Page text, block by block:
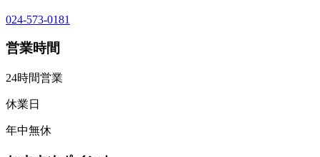
024-573-0181
営業時間
24時間営業
休業日
年中無休